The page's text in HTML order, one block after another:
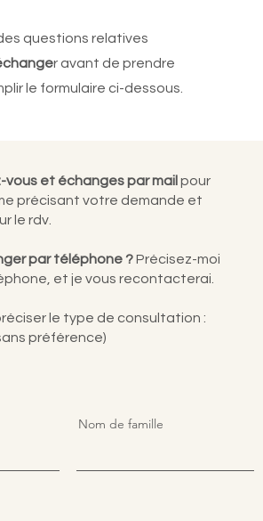
questions relatives
r avant de prendre
le formulaire ci-dessous.
et échanges par mail pour
précisant votre demande et
le rdv.
par téléphone ?Précisez-moi
et je vous recontacterai.
le type de consultation :
préférence)
Nom de famille